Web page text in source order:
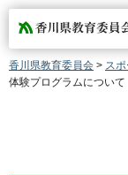
香川県教育委員会
香川県教育委員会 > ス
体験プログラムについて